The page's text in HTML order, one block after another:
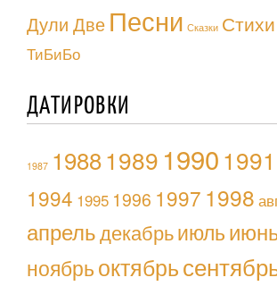
Дули Две Песни Сказки Стихи
ТиБиБо
ДАТИРОВКИ
1987 19881989 19901991
1994 1995 1996 1997 1998
апрельдекабрьиюль
ноябрьоктябрь